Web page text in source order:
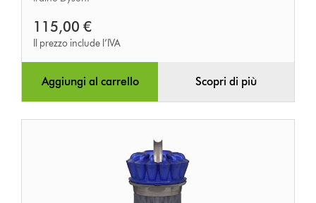
115,00 €
Il prezzo include l’IVA
Aggiungi al carrello Scopri di più